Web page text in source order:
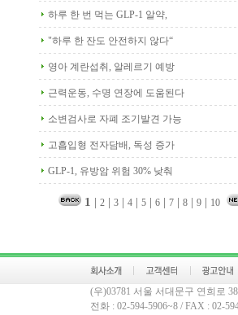
하루 한 번 먹는 GLP-1 알약,
"하루 한 잔도 안전하지 않다“
영아 계란섭취, 알레르기 예방
근력운동, 수명 연장에 도움된다
소변검사로 자폐 조기발견 가능
고흡입형 전자담배, 독성 증가
GLP-1, 유방암 위험 30% 낮춰
1 | 2| 3| 4| 5| 6| 7| 8| 9| 10
(우)03781 서울 서대문구 연희로
전화 : 02-594-5906~8 / FAX : 02-